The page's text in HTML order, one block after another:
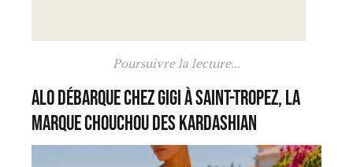
Poursuivre la lecture...
Alo débarque chez Gigi à Saint-Tropez, la
marque chouchou des Kardashian